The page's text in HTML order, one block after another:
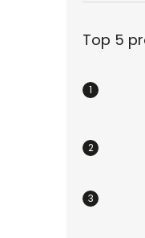
Top 5